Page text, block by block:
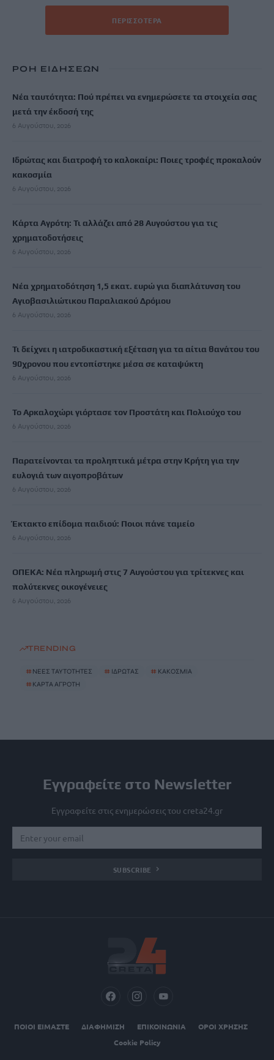
ΠΕΡΙΣΣΌΤΕΡΑ
ΡΟΗ ΕΙΔΗΣΕΩΝ
Νέα ταυτότητα: Πού πρέπει να ενημερώσετε τα στοιχεία σας
μετά την έκδοσή της
6 Αυγούστου, 2026
Ιδρώτας και διατροφή το καλοκαίρι: Ποιες τροφές προκαλούν
κακοσμία
6 Αυγούστου, 2026
Κάρτα Αγρότη: Τι αλλάζει από 28 Αυγούστου για τις
χρηματοδοτήσεις
6 Αυγούστου, 2026
Νέα χρηματοδότηση 1,5 εκατ. ευρώ για διαπλάτυνση του
Αγιοβασιλιώτικου Παραλιακού Δρόμου
6 Αυγούστου, 2026
Τι δείχνει η ιατροδικαστική εξέταση για τα αίτια θανάτου του
90χρονου που εντοπίστηκε μέσα σε καταψύκτη
6 Αυγούστου, 2026
Το Αρκαλοχώρι γιόρτασε τον Προστάτη και Πολιούχο του
6 Αυγούστου, 2026
Παρατείνονται τα προληπτικά μέτρα στην Κρήτη για την
ευλογιά των αιγοπροβάτων
6 Αυγούστου, 2026
Έκτακτο επίδομα παιδιού: Ποιοι πάνε ταμείο
6 Αυγούστου, 2026
ΟΠΕΚΑ: Νέα πληρωμή στις 7 Αυγούστου για τρίτεκνες και
πολύτεκνες οικογένειες
6 Αυγούστου, 2026
TRENDING
# ΝΕΕΣ ΤΑΥΤΟΤΗΤΕΣ # ΙΔΡΩΤΑΣ # ΚΑΚΟΣΜΙΑ
# ΚΑΡΤΑ ΑΓΡΟΤΗ
Εγγραφείτε στο Newsletter
Εγγραφείτε στις ενημερώσεις του creta24.gr
SUBSCRIBE
ΠΟΙΟΙ ΕΙΜΑΣΤΕ ΔΙΑΦΗΜΙΣΗ ΕΠΙΚΟΙΝΩΝΙΑ
ΟΡΟΙ ΧΡΗΣΗΣ
Cookie Policy